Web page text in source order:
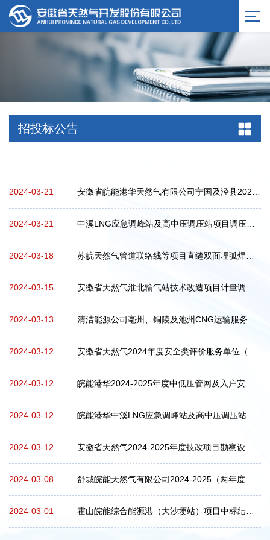
招投标公告
2024-03-21
2024-03-21 中溪LNG应急调峰站及高中压调压站项目调压计量撬采购招标公告
2024-03-18 苏皖天然气管道联络线等项目直缝双面埋弧焊钢管采购招标公告
2024-03-15
2024-03-13
2024-03-12
2024-03-12 皖能港华2024-2025年度中低压管网及入户安装工程监理服务中标候选人公示
2024-03-12 皖能港华中溪LNG应急调峰站及高中压调压站项目招标公告
2024-03-12 安徽省天然气2024-2025年度技改项目勘察设计服务中标结果公告
2024-03-08 舒城皖能天然气有限公司2024-2025（两年度）中低压管网及入户安装工程中标结果公告
2024-03-01 霍山皖能综合能源港（大沙埂站）项目中标结果公告